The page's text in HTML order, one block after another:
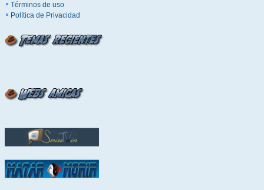
Términos de uso
Política de Privacidad